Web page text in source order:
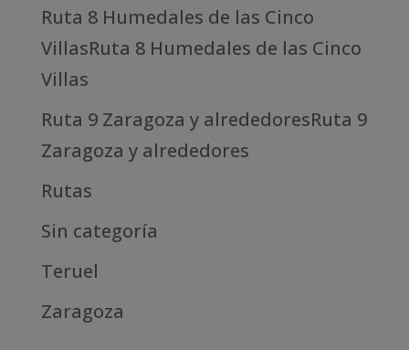
Ruta 8 Humedales de las Cinco
VillasRuta 8 Humedales de las Cinco
Villas
Ruta 9 Zaragoza y alrededoresRuta 9
Zaragoza y alrededores
Rutas
Sin categoría
Teruel
Zaragoza